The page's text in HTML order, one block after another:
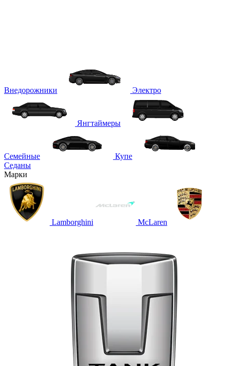
Внедорожники Электро
Янгтаймеры
Семейные
Купе
Седаны
Марки
Lamborghini McLaren